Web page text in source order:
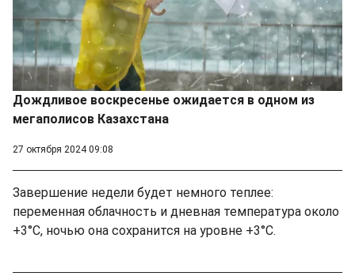
Дождливое воскресенье ожидается в одном из
мегаполисов Казахстана
27 октября 2024 09:08
Завершение недели будет немного теплее:
переменная облачность и дневная температура около
+3°C, ночью она сохранится на уровне +3°C.